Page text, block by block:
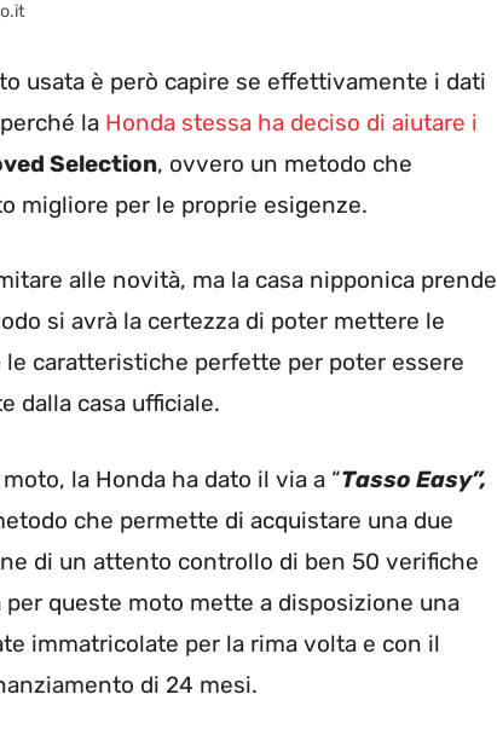
usata è però capire se effettivamente i dati
la Honda stessa ha deciso di aiutare i
Selection, ovvero un metodo che
migliore per le proprie esigenze.
alle novità, ma la casa nipponica prende
si avrà la certezza di poter mettere le
caratteristiche perfette per poter essere
dalla casa ufficiale.
la Honda ha dato il via a “Tasso Easy”,
che permette di acquistare una due
di un attento controllo di ben 50 verifiche
per queste moto mette a disposizione una
immatricolate per la rima volta e con il
di 24 mesi.